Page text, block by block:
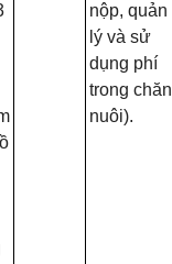
nộp, quản
lý và sử
dụng phí
trong chăn
nuôi).